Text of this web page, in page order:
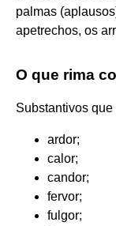
palmas
apetrechos, os
O que rima
Substantivos
ardor;
calor;
candor;
fervor;
fulgor;